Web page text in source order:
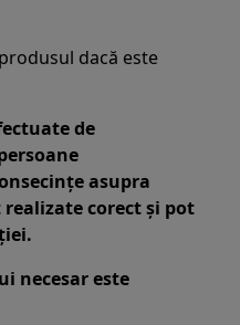
dacă este
de
asupra
corect și pot
necesar este